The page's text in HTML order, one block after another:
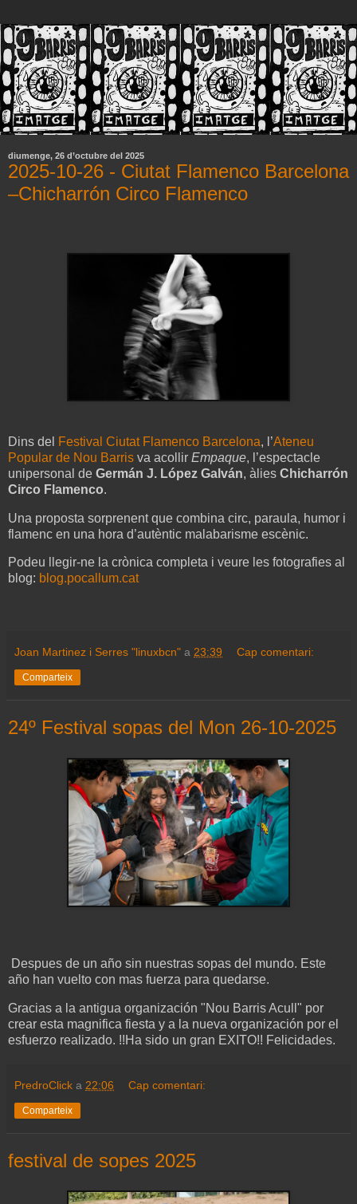
diumenge, 26 d’octubre del 2025
2025-10-26 - Ciutat Flamenco Barcelona
–Chicharrón Circo Flamenco
Dins del Festival Ciutat Flamenco Barcelona, l’Ateneu
Popular de Nou Barris va acollir Empaque, l’espectacle
unipersonal de Germán J. López Galván, àlies Chicharrón
Circo Flamenco.
Una proposta sorprenent que combina circ, paraula, humor i
flamenc en una hora d’autèntic malabarisme escènic.
Podeu llegir-ne la crònica completa i veure les fotografies al
blog: blog.pocallum.cat
Joan Martinez i Serres "linuxbcn" a 23:39 Cap comentari:
Comparteix
24º Festival sopas del Mon 26-10-2025
Despues de un año sin nuestras sopas del mundo. Este
año han vuelto con mas fuerza para quedarse.
Gracias a la antigua organización "Nou Barris Acull" por
crear esta magnifica fiesta y a la nueva organización por el
esfuerzo realizado. !!Ha sido un gran EXITO!! Felicidades.
PredroClick a 22:06 Cap comentari:
Comparteix
festival de sopes 2025